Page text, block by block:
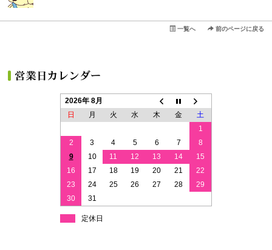
一覧へ 前のページに戻る
2026年 8月
日
月 火 水 木 金
土
1
2
3 4 5 6 7
8
9
10 11 12 13 14
15
16
17 18 19 20 21
22
23
24 25 26 27 28
29
30
31
定休日